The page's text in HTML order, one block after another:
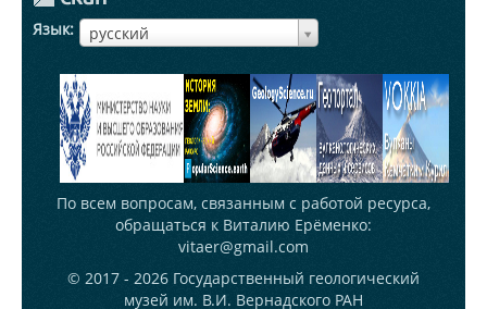
Язык русский
ЯзыкЯзык
По всем вопросам, связанным с работой ресурса,
обращаться к Виталию Ерёменко:
vitaer@gmail.com
© 2017 - 2026 Государственный геологический
музей им. В.И. Вернадского РАН